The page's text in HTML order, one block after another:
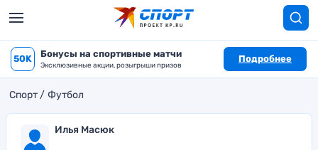
50K Бонусы на спортивные матчи
Эксклюзивные акции, розыгрыши призов
Подробнее
Спорт Футбол
Илья Масюк